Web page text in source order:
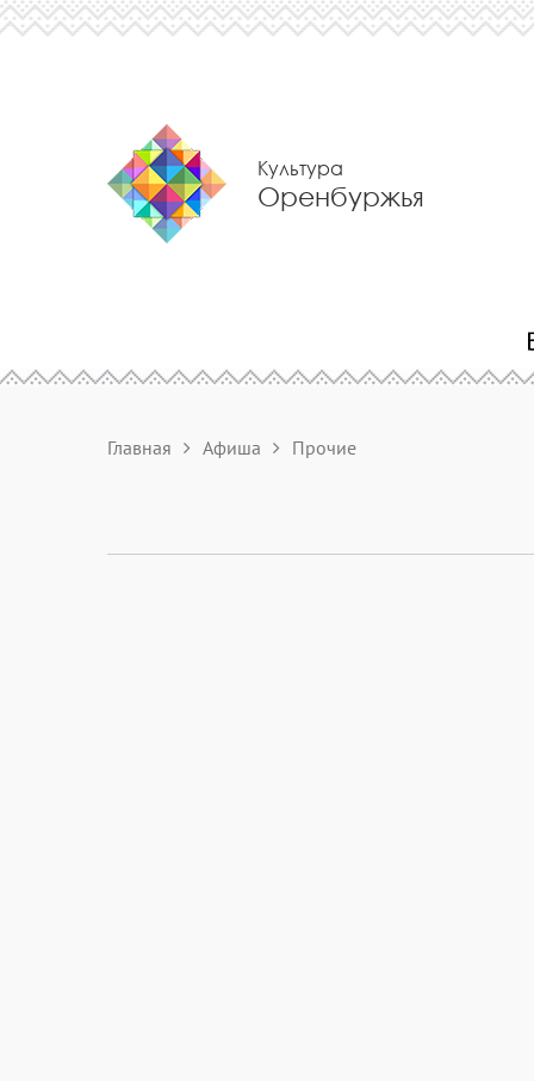
Культура
Оренбуржья
Главная Афиша Прочие